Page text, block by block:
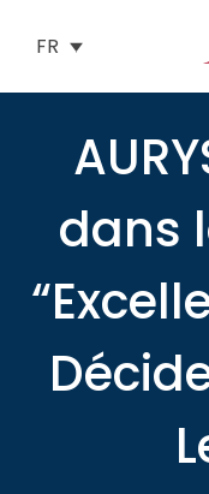
FR
dans